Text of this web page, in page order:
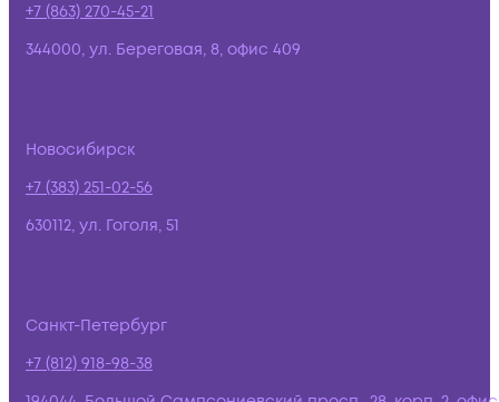
+7 (863) 270-45-21
344000, ул. Береговая, 8, офис 409
Новосибирск
+7 (383) 251-02-56
630112, ул. Гоголя, 51
Санкт-Петербург
+7 (812) 918-98-38